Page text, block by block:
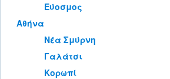
Εύοσμος
Αθήνα
Νέα Σμύρνη
Γαλάτσι
Κορωπί